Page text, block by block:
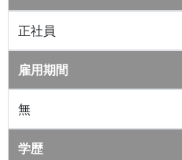
正社員
雇用期間
無
学歴